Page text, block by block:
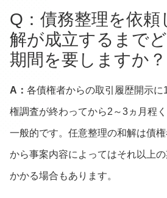
Q：債務整理を依頼
解が成立するまで
期間を要しますか？
A： 各債権者からの取引履歴開示
権調査が終わってから2～3ヵ月程
一般的です。任意整理の和解は債
から事案内容によってはそれ以上
かかる場合もあります。